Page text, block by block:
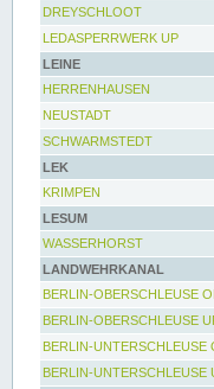
DREYSCHLOOT
LEDASPERRWERK UP
LEINE
HERRENHAUSEN
NEUSTADT
SCHWARMSTEDT
LEK
KRIMPEN
LESUM
WASSERHORST
LANDWEHRKANAL
BERLIN-OBERSCHLEUSE
BERLIN-OBERSCHLEUSE
BERLIN-UNTERSCHLEUSE
BERLIN-UNTERSCHLEUSE